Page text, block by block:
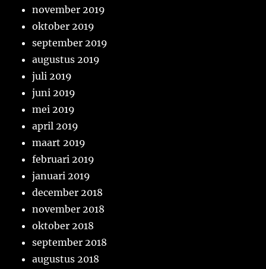
november 2019
oktober 2019
september 2019
augustus 2019
juli 2019
juni 2019
mei 2019
april 2019
maart 2019
februari 2019
januari 2019
december 2018
november 2018
oktober 2018
september 2018
augustus 2018